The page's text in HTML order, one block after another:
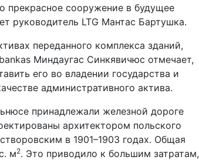
прекрасное сооружение в будущее
руководитель LTG Мантас Бартушка.
переданного комплекса зданий,
Миндаугас Синкявичюс отмечает,
его во владении государства и
административного актива.
принадлежали железной дороге
архитектором польского
в 1901–1903 годах. Общая
м2. Это приводило к большим затратам,